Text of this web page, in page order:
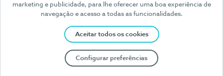
marketing e publicidade, para lhe oferecer uma boa experiência de
navegação e acesso a todas as funcionalidades.
Aceitar todos os cookies
Configurar preferências